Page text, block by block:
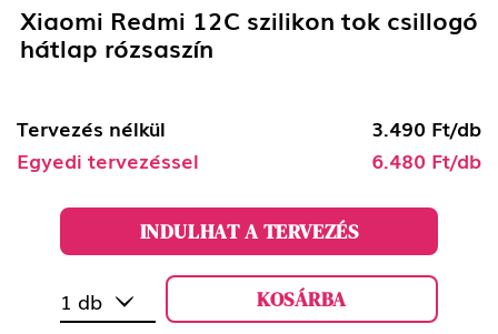
Xiaomi Redmi 12C szilikon tok csillogó
hátlap rózsaszín
Tervezés nélkül
3.490 Ft/db
Egyedi tervezéssel
6.480 Ft/db
INDULHAT A TERVEZÉS
1 db KOSÁRBA